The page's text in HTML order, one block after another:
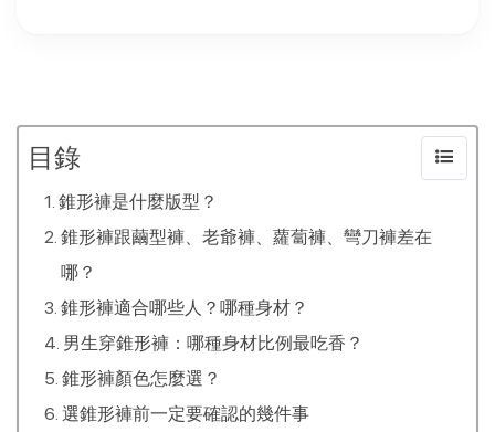
目錄
錐形褲是什麼版型？
錐形褲跟繭型褲、老爺褲、蘿蔔褲、彎刀褲差在
哪？
錐形褲適合哪些人？哪種身材？
男生穿錐形褲：哪種身材比例最吃香？
錐形褲顏色怎麼選？
選錐形褲前一定要確認的幾件事